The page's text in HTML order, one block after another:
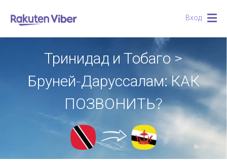
Вход
Тринидад и Тобаго >
Бруней-Даруссалам: КАК
ПОЗВОНИТЬ?